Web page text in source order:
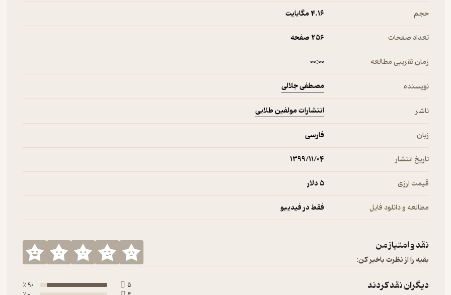
حجم 4.۱۶ مگابایت
تعداد صفحات 256 صفحه
زمان تقریبی مطالعه ۰۰:۰۰
نویسنده مصطفی جلالی
ناشر انتشارات مولفین طلایی
زبان فارسی
تاریخ انتشار ۱۳۹۹/۱۱/۰۴
قیمت ارزی 5 دلار
مطالعه و دانلود فایل فقط در فیدیبو
نقد و امتیاز من
بقیه را از نظرت باخبر کن:
دیگران نقد کردند 5
90 ٪